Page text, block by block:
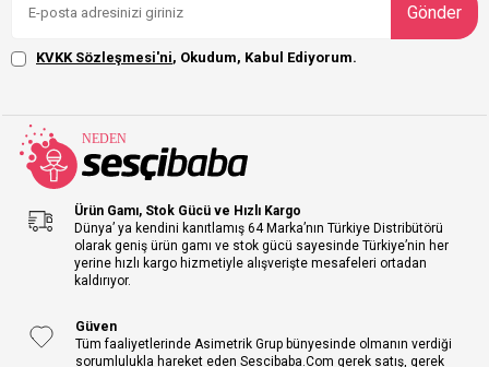
Gönder
KVKK Sözleşmesi'ni, Okudum, Kabul Ediyorum.
Ürün Gamı, Stok Gücü ve Hızlı Kargo
Dünya’ ya kendini kanıtlamış 64 Marka’nın Türkiye Distribütörü
olarak geniş ürün gamı ve stok gücü sayesinde Türkiye’nin her
yerine hızlı kargo hizmetiyle alışverişte mesafeleri ortadan
kaldırıyor.
Güven
Tüm faaliyetlerinde Asimetrik Grup bünyesinde olmanın verdiği
sorumlulukla hareket eden Sescibaba.Com gerek satış, gerek